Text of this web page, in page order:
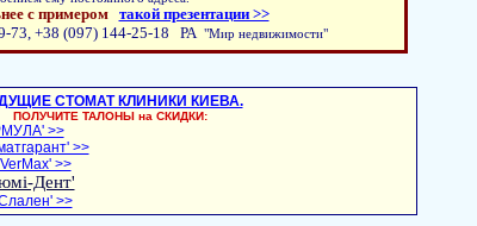
с примером такой презентации >>
73, +38 (097) 144-25-18 РА "Мир недвижимости"
СТОМАТ КЛИНИКИ КИЕВА.
ПОЛУЧИТЕ ТАЛОНЫ на СКИДКИ:
>>
>>
>>
Дент'
>>